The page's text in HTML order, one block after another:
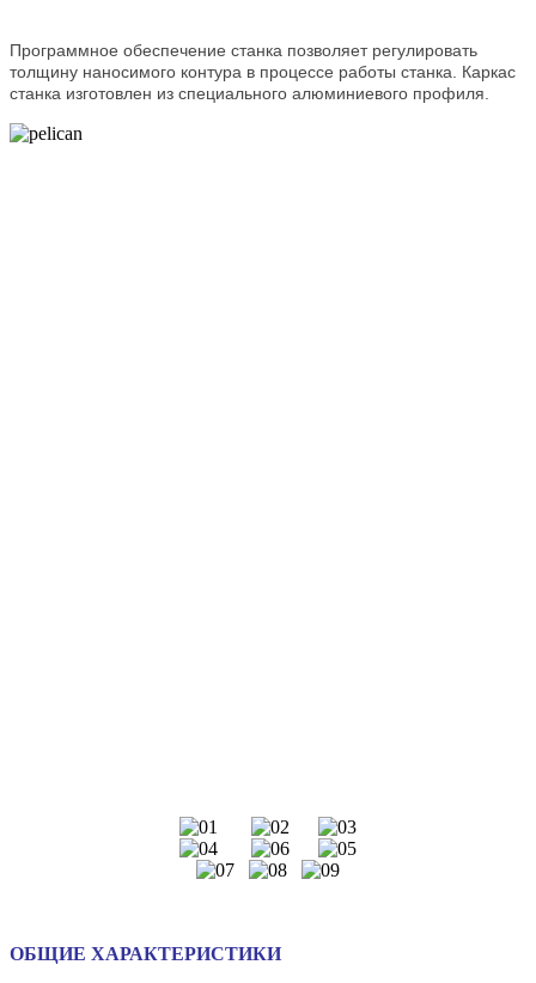
Программное обеспечение станка позволяет регулировать
толщину наносимого контура в процессе работы станка. Каркас
станка изготовлен из специального алюминиевого профиля.
ОБЩИЕ ХАРАКТЕРИСТИКИ